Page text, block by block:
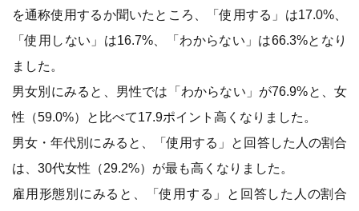
を通称使用するか聞いたところ、「使用する」は17.0%、
「使用しない」は16.7%、「わからない」は66.3%となり
ました。
男女別にみると、男性では「わからない」が76.9%と、女
性（59.0%）と比べて17.9ポイント高くなりました。
男女・年代別にみると、「使用する」と回答した人の割合
は、30代女性（29.2%）が最も高くなりました。
雇用形態別にみると、「使用する」と回答した人の割合